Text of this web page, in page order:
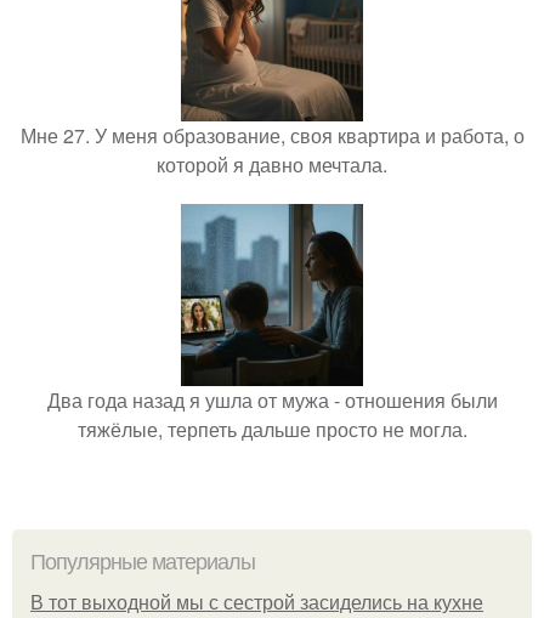
Мне 27. У меня образование, своя квартира и работа, о
которой я давно мечтала.
Два года назад я ушла от мужа - отношения были
тяжёлые, терпеть дальше просто не могла.
Популярные материалы
В тот выходной мы с сестрой засиделись на кухне